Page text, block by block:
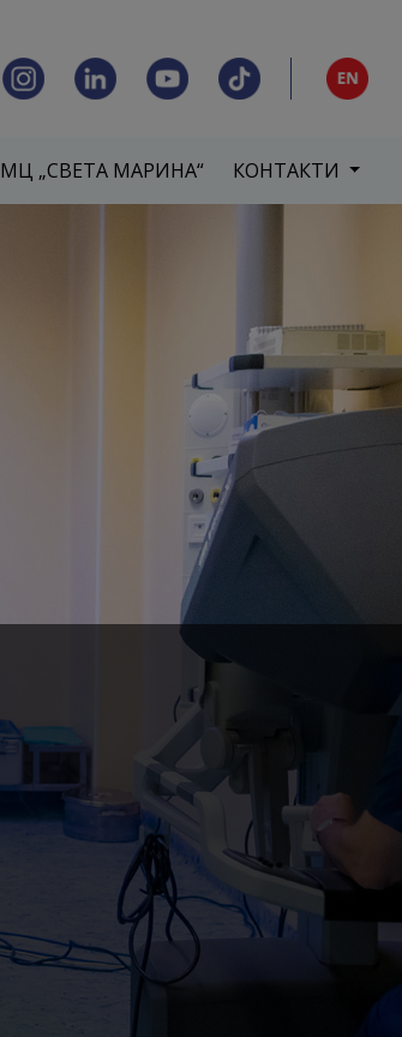
МЦ „СВЕТА МАРИНА“ КОНТАКТИ